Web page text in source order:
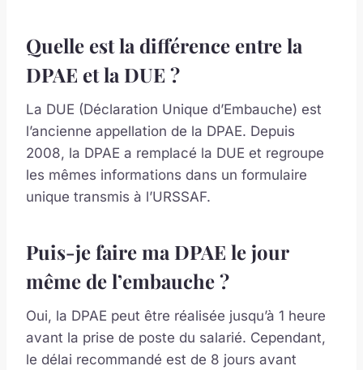
Quelle est la différence entre la
DPAE et la DUE ?
La DUE (Déclaration Unique d’Embauche) est
l’ancienne appellation de la DPAE. Depuis
2008, la DPAE a remplacé la DUE et regroupe
les mêmes informations dans un formulaire
unique transmis à l’URSSAF.
Puis-je faire ma DPAE le jour
même de l’embauche ?
Oui, la DPAE peut être réalisée jusqu’à 1 heure
avant la prise de poste du salarié. Cependant,
le délai recommandé est de 8 jours avant